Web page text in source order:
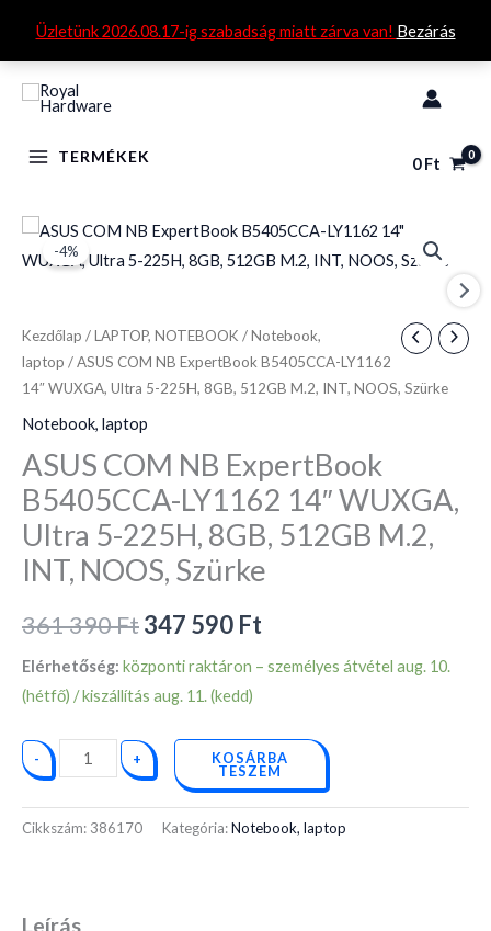
Üzletünk 2026.08.17-ig szabadság miatt zárva van! Bezárás
TERMÉKEK 0Ft
-4%
Kezdőlap /LAPTOP, NOTEBOOK /Notebook,
laptop / ASUS COM NB ExpertBook B5405CCA-LY1162
14″ WUXGA, Ultra 5-225H, 8GB, 512GB M.2, INT, NOOS, Szürke
Notebook, laptop
ASUS COM NB ExpertBook
B5405CCA-LY1162 14″ WUXGA,
Ultra 5-225H, 8GB, 512GB M.2,
INT, NOOS, Szürke
361 390Ft
Original
was:
361
347 590 Ft
Current
is:
347
Elérhetőség: központi raktáron – személyes átvétel aug. 10.
(hétfő) / kiszállítás aug. 11. (kedd)
-
ASUS
COM
B5405CCA-
WUXGA,
Ultra
5-
225H,
8GB,
512GB
M.2,
NOOS,
Szürke
+ KOSÁRBA
TESZEM
Cikkszám: 386170 Kategória:Notebook, laptop
Leírás